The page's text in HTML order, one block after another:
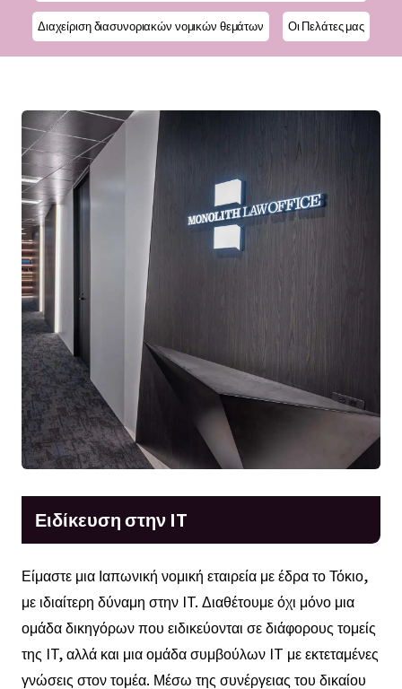
Διαχείριση διασυνοριακών νομικών θεμάτων Οι Πελάτες μας
Ειδίκευση στην IT
Είμαστε μια Ιαπωνική νομική εταιρεία με έδρα το Τόκιο,
με ιδιαίτερη δύναμη στην IT. Διαθέτουμε όχι μόνο μια
ομάδα δικηγόρων που ειδικεύονται σε διάφορους τομείς
της IT, αλλά και μια ομάδα συμβούλων IT με εκτεταμένες
γνώσεις στον τομέα. Μέσω της συνέργειας του δικαίου